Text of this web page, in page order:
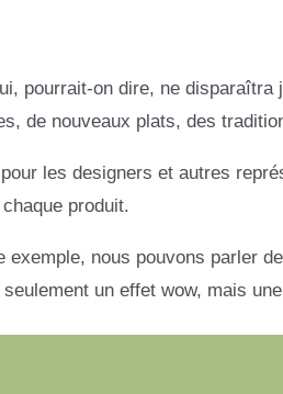
pourrait-on dire, ne disparaîtra
de nouveaux plats, des
les designers et autres
produit.
nous pouvons parler
un effet wow, mais